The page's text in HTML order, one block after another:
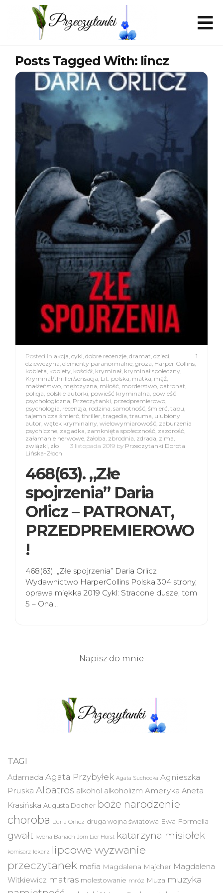
Posts Tagged With: lincz
1
Posted in akcja, cykl, dobre recenzje, dramat, dzieci,
dziewczyna, elementy paranormalne, groza, Harper Collins,
kobieta, kobiety, kościół, kryminał, kryminał społeczny,
Kryminał/thriller/sensacja, Lit. polska, matka, mąż,
małżeństwo, mężczyzna, miłość, morderstwo, patronat,
policja, polskie autorki, powieść kryminalna, powieść
psychologiczna, Przeczytanki, przedpremierowo,
psychologia, recenzja, rodzina, samotność, śmierć, tabu,
tajemnicza śmierć, thriller, tragedia, trauma, ulubiony
autor, wątek kryminalny, wielowymiarowość, zaburzenia
psychiczne, zagadka, zamknięta społeczność, zazdrość,
załamanie nerwowe, żałoba, zbrodnia, zdrada, zima,
związki, zło 3 listopada 2019 by Przeczytanki Dorota
Lińska-Złoch
468(63). „Złe
spojrzenia” Daria
Orlicz – PATRONAT,
PRZEDPREMIEROWO
!
468(63). „Złe spojrzenia” Daria Orlicz
Wydawnictwo HarperCollins Polska 304 strony,
oprawa miękka 2019 Cykl: Stracone dusze, tom
5 – Ona…
Napisz do mnie
TAGI
Adamada Agata Przybyłek Agata Suchocka Agnieszka
Pruska Albatros alkohol alkoholizm Ameryka Aneta
Krasińska Augusta Docher boże narodzenie
choroba Daria Orlicz druga wojna światowa Ewa Formella
gwałt Iwona Banach Jorn Lier Horst katarzyna misiołek
komisarz lekarz lipcowe wyzwanie
przeczytanek mafia Magdalena Majcher Magdalena
Witkiewicz matras molestowanie mróz Muza muzyka